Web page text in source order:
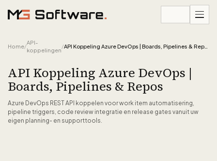
Home/
API-
koppelingen
/
API Koppeling Azure DevOps |
Boards, Pipelines & Repos
Azure DevOps REST API koppelen voor work item automatisering,
pipeline triggers, code review integratie en release gates vanuit uw
eigen planning- en supporttools.